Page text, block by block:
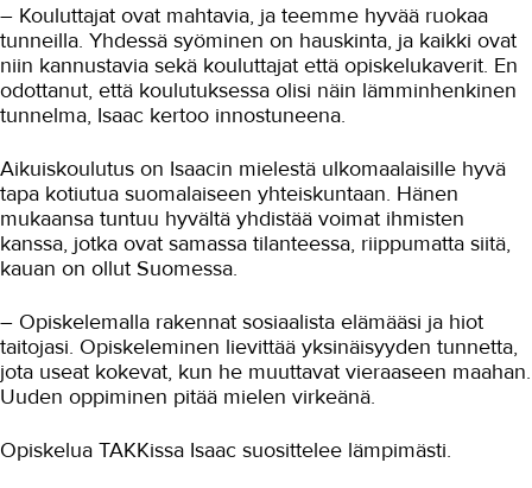
– Kouluttajat ovat mahtavia, ja teemme hyvää ruokaa
tunneilla. Yhdessä syöminen on hauskinta, ja kaikki ovat
niin kannustavia sekä kouluttajat että opiskelukaverit. En
odottanut, että koulutuksessa olisi näin lämminhenkinen
tunnelma, Isaac kertoo innostuneena.
Aikuiskoulutus on Isaacin mielestä ulkomaalaisille hyvä
tapa kotiutua suomalaiseen yhteiskuntaan. Hänen
mukaansa tuntuu hyvältä yhdistää voimat ihmisten
kanssa, jotka ovat samassa tilanteessa, riippumatta siitä,
kauan on ollut Suomessa.
– Opiskelemalla rakennat sosiaalista elämääsi ja hiot
taitojasi. Opiskeleminen lievittää yksinäisyyden tunnetta,
jota useat kokevat, kun he muuttavat vieraaseen maahan.
Uuden oppiminen pitää mielen virkeänä.
Opiskelua TAKKissa Isaac suosittelee lämpimästi.